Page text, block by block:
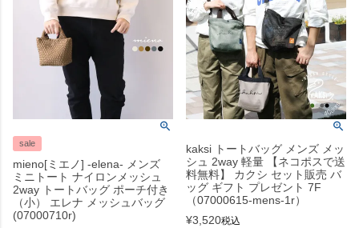
sale
mieno[ミエノ] -elena- メンズ
ミニトート ナイロンメッシュ
2way トートバッグ ポーチ付き
（小） エレナ メッシュバッグ
(07000710r)
kaksi トートバッグ メンズ メッ
シュ 2way 軽量 【ネコポスで送
料無料】 カクシ セット販売 バ
ッグ ギフト プレゼント 7F
（07000615-mens-1r）
¥3,520税込